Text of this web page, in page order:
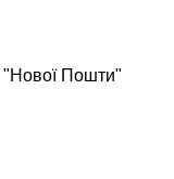
"Нової Пошти"